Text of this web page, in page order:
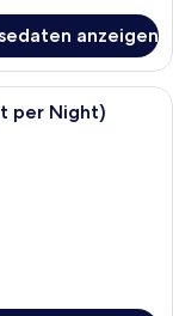
anzeigen
per Night)